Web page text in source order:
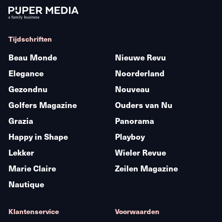
Tijdschriften
Beau Monde
Elegance
Gezondnu
Golfers Magazine
Grazia
Happy in Shape
Lekker
Marie Claire
Nautique
Nieuwe Revu
Noorderland
Nouveau
Ouders van Nu
Panorama
Playboy
Wieler Revue
Zeilen Magazine
Klantenservice Voorwaarden